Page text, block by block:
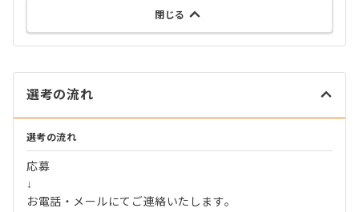
閉じる
選考の流れ
選考の流れ
応募
↓
お電話・メールにてご連絡いたします。